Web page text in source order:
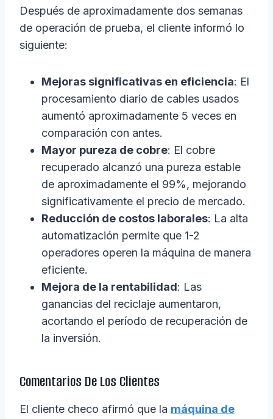
Después de aproximadamente dos semanas
de operación de prueba, el cliente informó lo
siguiente:
Mejoras significativas en eficiencia: El
procesamiento diario de cables usados
aumentó aproximadamente 5 veces en
comparación con antes.
Mayor pureza de cobre: El cobre
recuperado alcanzó una pureza estable
de aproximadamente el 99%, mejorando
significativamente el precio de mercado.
Reducción de costos laborales: La alta
automatización permite que 1-2
operadores operen la máquina de manera
eficiente.
Mejora de la rentabilidad: Las
ganancias del reciclaje aumentaron,
acortando el período de recuperación de
la inversión.
Comentarios De Los Clientes
El cliente checo afirmó que la máquina de